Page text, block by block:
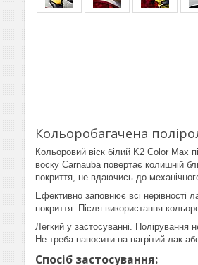
Кольоробагачена
Кольоровий віск білий K2 Color Max
воску Carnauba повертає колишній
покриття, не вдаючись до
Ефективно заповнює всі нерівності
покриття. Після використання
Легкий у застосуванні. Полірування
Не треба наносити на нагрітий лак
Спосіб застосування: